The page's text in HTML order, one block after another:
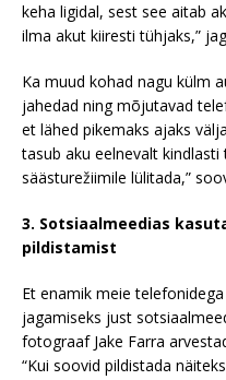
keha ligidal, sest see aitab
ilma akut kiiresti tühjaks,”
Ka muud kohad nagu külm
jahedad ning mõjutavad
et lähed pikemaks ajaks
tasub aku eelnevalt
säästurežiimile lülitada,”
3. Sotsiaalmeedias
pildistamist
Et enamik meie
jagamiseks just
fotograaf Jake Farra
“Kui soovid pildistada